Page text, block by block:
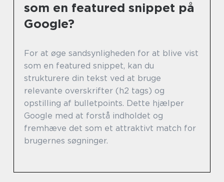
som en featured snippet på
Google?
For at øge sandsynligheden for at blive vist
som en featured snippet, kan du
strukturere din tekst ved at bruge
relevante overskrifter (h2 tags) og
opstilling af bulletpoints. Dette hjælper
Google med at forstå indholdet og
fremhæve det som et attraktivt match for
brugernes søgninger.